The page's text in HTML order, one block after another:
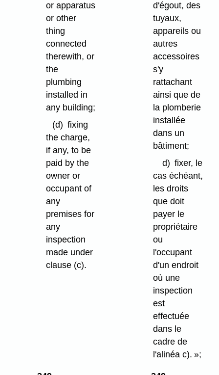
or apparatus
or other
thing
connected
therewith, or
the
plumbing
installed in
any building;
(d) fixing
the charge,
if any, to be
paid by the
owner or
occupant of
any
premises for
any
inspection
made under
clause (c).
d'égout, des
tuyaux,
appareils ou
autres
accessoires
s'y
rattachant
ainsi que de
la plomberie
installée
dans un
bâtiment;
d) fixer, le
cas échéant,
les droits
que doit
payer le
propriétaire
ou
l'occupant
d'un endroit
où une
inspection
est
effectuée
dans le
cadre de
l'alinéa c). »;